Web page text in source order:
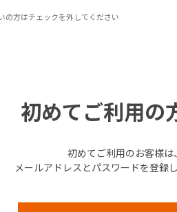
の方はチェックを外してください
初めてご利用の
初めてご利用のお客様は
メールアドレスとパスワードを登録